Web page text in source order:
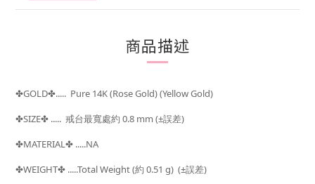
商品描述
✤GOLD✤..... Pure 14K (Rose Gold) (Yellow Gold)
✤SIZE✤ ..... 戒台最寬處約 0.8 mm (±誤差)
✤MATERIAL✤ .....NA
✤WEIGHT✤ .....Total Weight (約 0.51 g) (±誤差)